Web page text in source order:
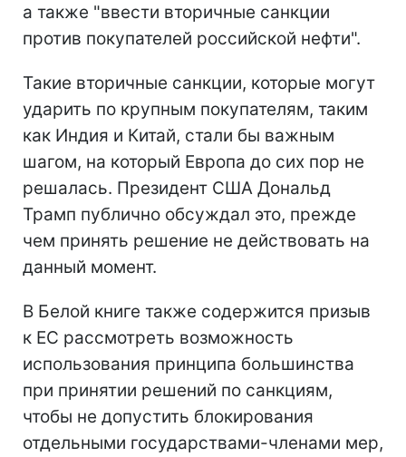
а также "ввести вторичные санкции
против покупателей российской нефти".
Такие вторичные санкции, которые могут
ударить по крупным покупателям, таким
как Индия и Китай, стали бы важным
шагом, на который Европа до сих пор не
решалась. Президент США Дональд
Трамп публично обсуждал это, прежде
чем принять решение не действовать на
данный момент.
В Белой книге также содержится призыв
к ЕС рассмотреть возможность
использования принципа большинства
при принятии решений по санкциям,
чтобы не допустить блокирования
отдельными государствами-членами мер,